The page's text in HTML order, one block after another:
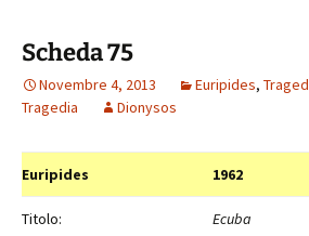
Scheda 75
Novembre 4, 2013 Euripides,
Tragedia
Dionysos
Euripides 1962
Titolo: Ecuba